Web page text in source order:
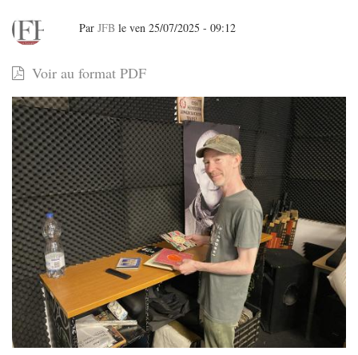
Fab
de
Tilos
radio
-
Les
Portraits
de
Budapest
Par JFB le ven 25/07/2025 - 09:12
Voir au format PDF